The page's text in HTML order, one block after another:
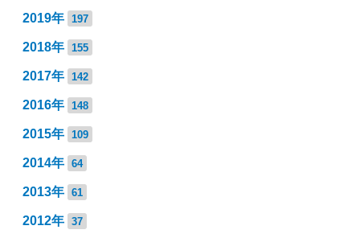
2019年 197
2018年 155
2017年 142
2016年 148
2015年 109
2014年 64
2013年 61
2012年 37